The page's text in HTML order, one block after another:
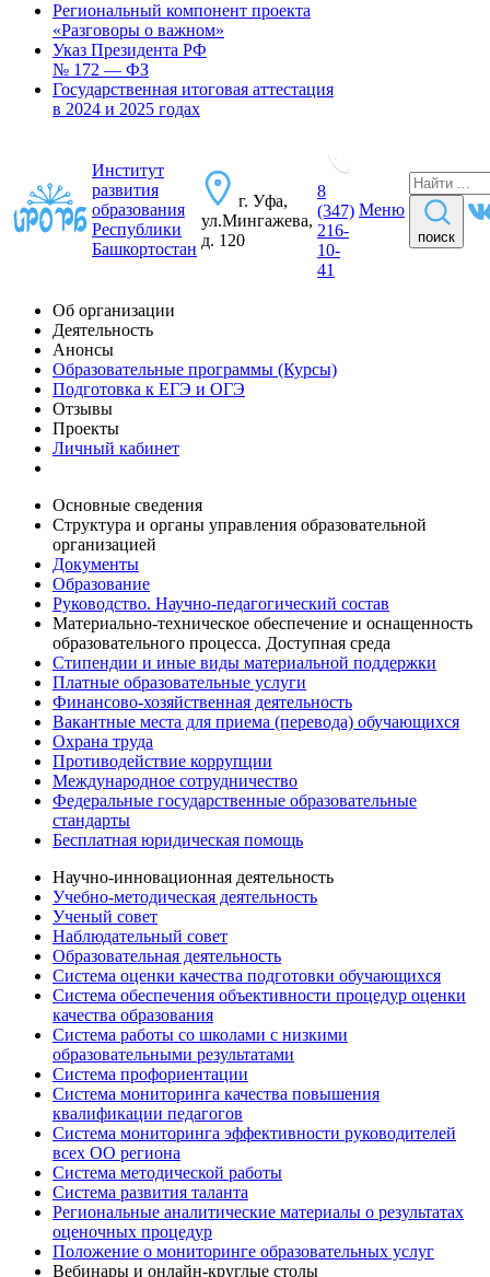
Региональный компонент проекта
«Разговоры о важном»
Указ Президента РФ
№ 172 — ФЗ
Государственная итоговая аттестация
в 2024 и 2025 годах
Институт
развития
образования
Республики
Башкортостан
г. Уфа,
ул.Мингажева,
д. 120
8
(347)
216-
10-
41
Меню
поиск
Об организации
Деятельность
Анонсы
Образовательные программы (Курсы)
Подготовка к ЕГЭ и ОГЭ
Отзывы
Проекты
Личный кабинет
Основные сведения
Структура и органы управления образовательной
организацией
Документы
Образование
Руководство. Научно-педагогический состав
Материально-техническое обеспечение и оснащенность
образовательного процесса. Доступная среда
Стипендии и иные виды материальной поддержки
Платные образовательные услуги
Финансово-хозяйственная деятельность
Вакантные места для приема (перевода) обучающихся
Охрана труда
Противодействие коррупции
Международное сотрудничество
Федеральные государственные образовательные
стандарты
Бесплатная юридическая помощь
Научно-инновационная деятельность
Учебно-методическая деятельность
Ученый совет
Наблюдательный совет
Образовательная деятельность
Система оценки качества подготовки обучающихся
Система обеспечения объективности процедур оценки
качества образования
Система работы со школами с низкими
образовательными результатами
Система профориентации
Система мониторинга качества повышения
квалификации педагогов
Система мониторинга эффективности руководителей
всех ОО региона
Система методической работы
Система развития таланта
Региональные аналитические материалы о результатах
оценочных процедур
Положение о мониторинге образовательных услуг
Вебинары и онлайн-круглые столы